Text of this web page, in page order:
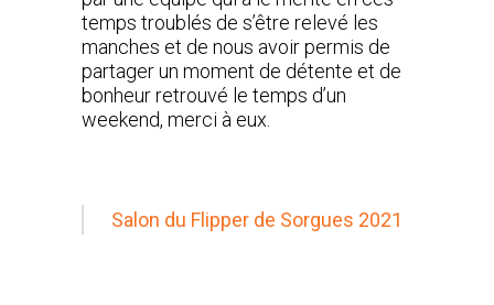
temps troublés de s’être relevé les
manches et de nous avoir permis de
partager un moment de détente et de
bonheur retrouvé le temps d’un
weekend, merci à eux.
Salon du Flipper de Sorgues 2021